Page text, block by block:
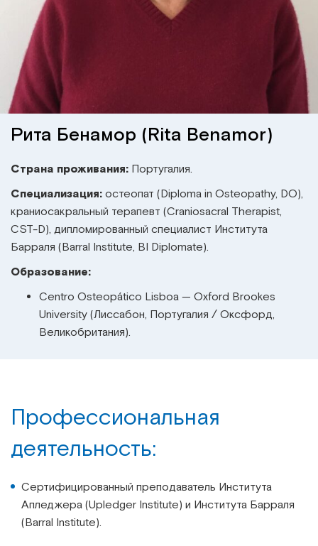
Рита Бенамор (Rita Benamor)
Страна проживания: Португалия.
Специализация: остеопат (Diploma in Osteopathy, DO),
краниосакральный терапевт (Craniosacral Therapist,
CST-D), дипломированный специалист Института
Барраля (Barral Institute, BI Diplomate).
Образование:
Centro Osteopático Lisboa — Oxford Brookes
University (Лиссабон, Португалия / Оксфорд,
Великобритания).
Профессиональная
деятельность:
Сертифицированный преподаватель Института
Апледжера (Upledger Institute) и Института Барраля
(Barral Institute).
Институт Апледжера
Институт Барраля
FAQ
Прикладная кинезиология
Кинезиотейпинг
Психология, психотерапия
Массаж
Реабилитация
Эстетическая медицина
Остеопатические манипуляции по